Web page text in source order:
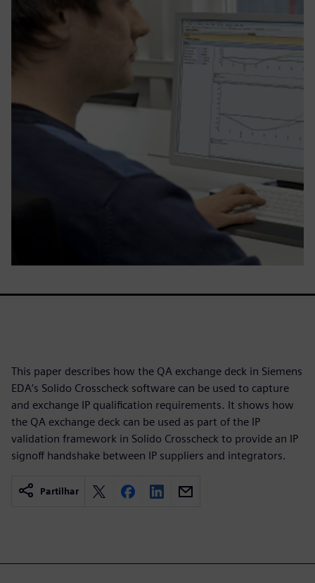
This paper describes how the QA exchange deck in Siemens
EDA’s Solido Crosscheck software can be used to capture
and exchange IP qualification requirements. It shows how
the QA exchange deck can be used as part of the IP
validation framework in Solido Crosscheck to provide an IP
signoff handshake between IP suppliers and integrators.
Partilhar